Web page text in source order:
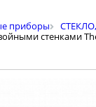
приборы
стенками